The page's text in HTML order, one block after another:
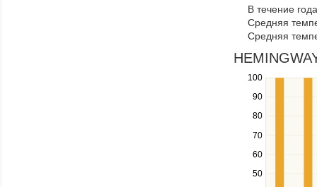
navigate
through
items
in
a
series.
В течение
Средняя
Средняя
50
60
70
80
90
100
Use
the
and
down
to
navigate